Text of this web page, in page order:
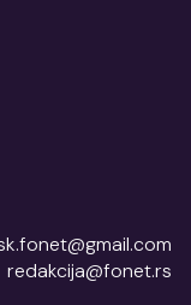
redakcija@fonet.rs